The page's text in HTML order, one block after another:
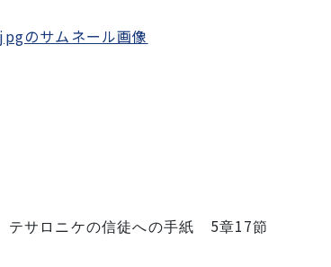
テサロニケの信徒への手紙 5章17節